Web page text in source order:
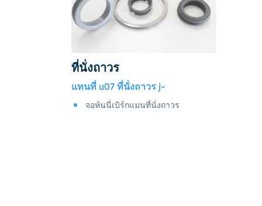
ที่นั่งถาวร
แทนที่ u07 ที่นั่งถาวร j-
จอห์นนี่เบิร์กแมนที่นั่งถาวร